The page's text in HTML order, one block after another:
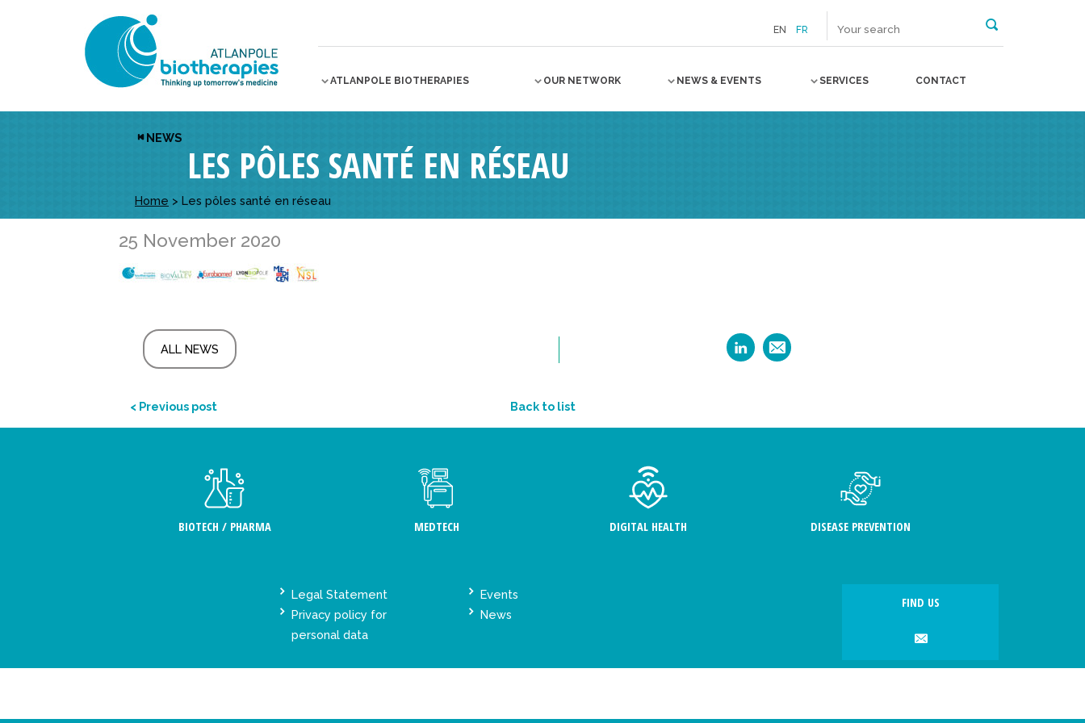
EN FR
ATLANPOLE BIOTHERAPIES OUR NETWORK NEWS & EVENTS SERVICES CONTACT
NEWS
LES PÔLES SANTÉ EN RÉSEAU
Home > Les pôles santé en réseau
25 November 2020
ALL NEWS
< Previous post Back to list
BIOTECH / PHARMA MEDTECH DIGITAL HEALTH DISEASE PREVENTION
Legal Statement
Privacy policy for
personal data
Events
News
FIND US